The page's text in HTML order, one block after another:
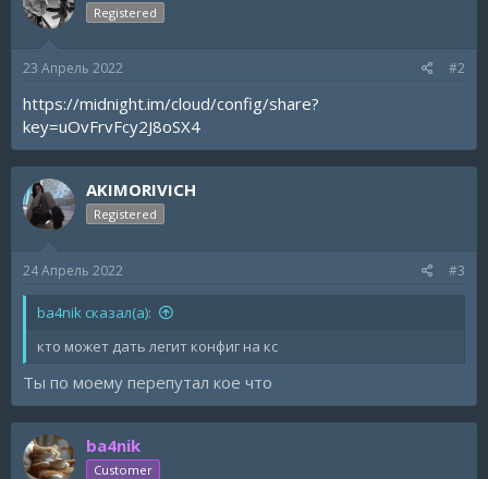
Registered
23 Апрель 2022 #2
https://midnight.im/cloud/config/share?
key=uOvFrvFcy2J8oSX4
AKIMORIVICH
Registered
24 Апрель 2022 #3
ba4nik сказал(а):
кто может дать легит конфиг на кс
Ты по моему перепутал кое что
ba4nik
Customer